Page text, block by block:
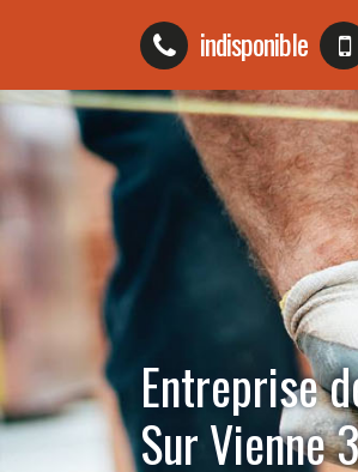
indisponible
Entreprise
Sur Vienne